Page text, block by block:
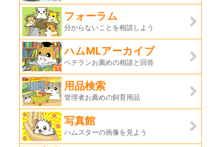
フォーラム
分からないことを相談しよう
ハムMLアーカイブ
ベテランお薦めの相談と回答
用品検索
管理者お薦めの飼育用品
写真館
ハムスターの画像を見よう